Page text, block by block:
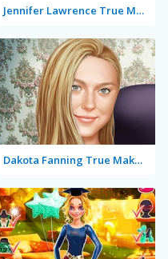
Jennifer Lawrence True Make Up
Dakota Fanning True Make Up